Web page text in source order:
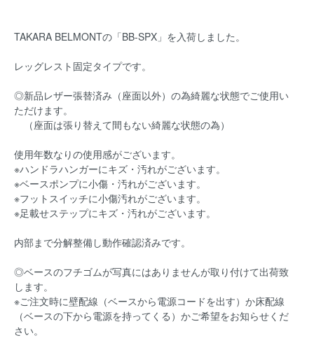
TAKARA BELMONTの「BB-SPX」を入荷しました。
レッグレスト固定タイプです。
◎新品レザー張替済み（座面以外）の為綺麗な状態でご使用い
ただけます。
（座面は張り替えて間もない綺麗な状態の為）
使用年数なりの使用感がございます。
※ハンドラハンガーにキズ・汚れがございます。
※ベースポンプに小傷・汚れがございます。
※フットスイッチに小傷汚れがございます。
※足載せステップにキズ・汚れがございます。
内部まで分解整備し動作確認済みです。
◎ベースのフチゴムが写真にはありませんが取り付けて出荷致
します。
※ご注文時に壁配線（ベースから電源コードを出す）か床配線
（ベースの下から電源を持ってくる）かご希望をお知らせくだ
さい。